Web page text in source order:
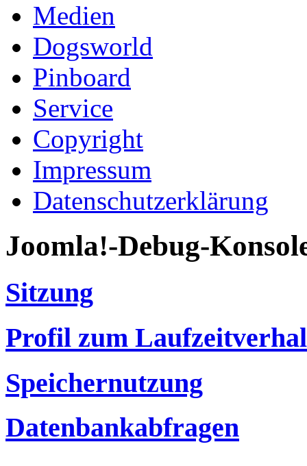
Medien
Dogsworld
Pinboard
Service
Copyright
Impressum
Datenschutzerklärung
Joomla!-Debug-
Sitzung
Profil zum
Speichernutzung
Datenbankabfragen